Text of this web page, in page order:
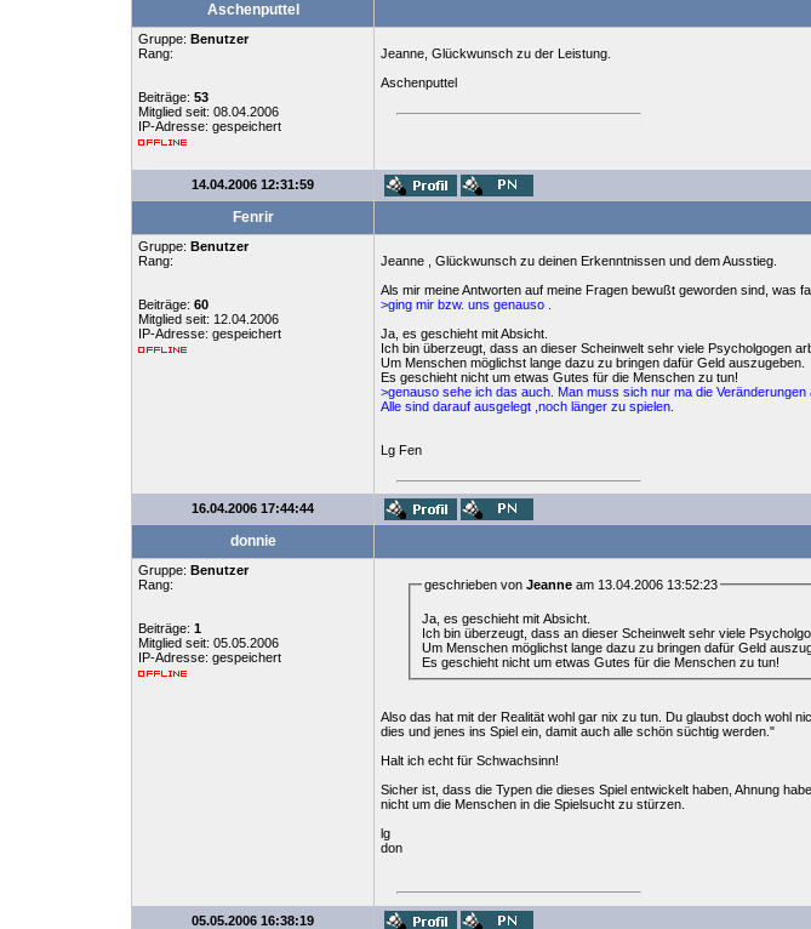
Aschenputtel
Gruppe: Benutzer
Rang:
Beiträge: 53
Mitglied seit: 08.04.2006
IP-Adresse: gespeichert
Jeanne, Glückwunsch zu der Leistung.
Aschenputtel
14.04.2006 12:31:59
Fenrir
Gruppe: Benutzer
Rang:
Beiträge: 60
Mitglied seit: 12.04.2006
IP-Adresse: gespeichert
Jeanne , Glückwunsch zu deinen Erkenntnissen und dem Ausstieg.
Als mir meine Antworten auf meine Fragen bewußt geworden sind, was
>ging mir bzw. uns genauso .
Ja, es geschieht mit Absicht.
Ich bin überzeugt, dass an dieser Scheinwelt sehr viele Psycholgogen
Um Menschen möglichst lange dazu zu bringen dafür Geld auszugeben.
Es geschieht nicht um etwas Gutes für die Menschen zu tun!
>genauso sehe ich das auch. Man muss sich nur ma die
Alle sind darauf ausgelegt ,noch länger zu spielen.
Lg Fen
16.04.2006 17:44:44
donnie
Gruppe: Benutzer
Rang:
Beiträge: 1
Mitglied seit: 05.05.2006
IP-Adresse: gespeichert
geschrieben von Jeanneam 13.04.2006 13:52:23
Ja, es geschieht mit Absicht.
Ich bin überzeugt, dass an dieser Scheinwelt sehr viele
Um Menschen möglichst lange dazu zu bringen dafür Geld
Es geschieht nicht um etwas Gutes für die Menschen zu tun!
Also das hat mit der Realität wohl gar nix zu tun. Du glaubst doch wohl
dies und jenes ins Spiel ein, damit auch alle schön süchtig werden."
Halt ich echt für Schwachsinn!
Sicher ist, dass die Typen die dieses Spiel entwickelt haben, Ahnung
nicht um die Menschen in die Spielsucht zu stürzen.
lg
don
05.05.2006 16:38:19